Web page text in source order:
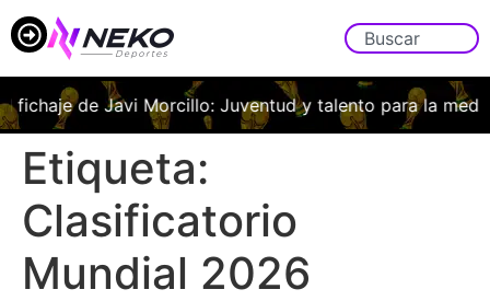
de Javi Morcillo: Juventud y talento para la medular
Etiqueta:
Clasificatorio
Mundial 2026